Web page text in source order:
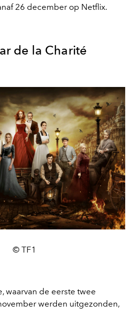
26 december op Netflix.
de la Charité
© TF1
waarvan de eerste twee
werden uitgezonden,